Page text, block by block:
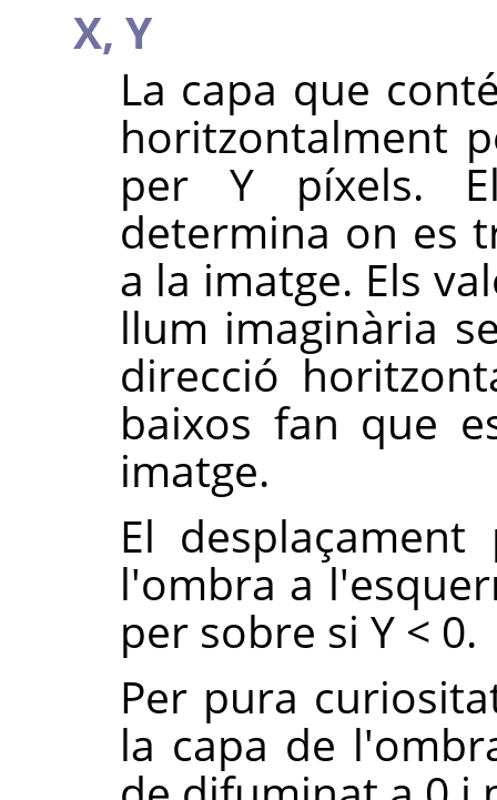
X, Y
La capa que
horitzontalment
per Y píxels.
determina on es
a la imatge. Els
llum imaginària
direcció
baixos fan que
imatge.
El
l'ombra a
per sobre si Y < 0.
Per pura
la capa de